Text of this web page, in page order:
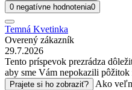
0 negatívne hodnotenia0
Temná Kvetinka
Overený zákazník
29.7.2026
Tento príspevok prezrádza
aby sme Vám nepokazili pôžitok
Prajete si ho zobraziť?
Ako